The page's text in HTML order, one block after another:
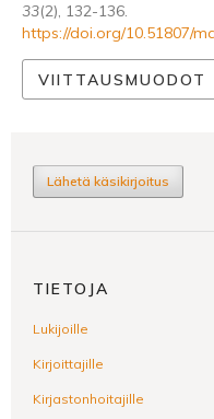
33(2), 132-136.
https://doi.org/10.51807/
VIITTAUSMUODOT
Lähetä käsikirjoitus
TIETOJA
Lukijoille
Kirjoittajille
Kirjastonhoitajille